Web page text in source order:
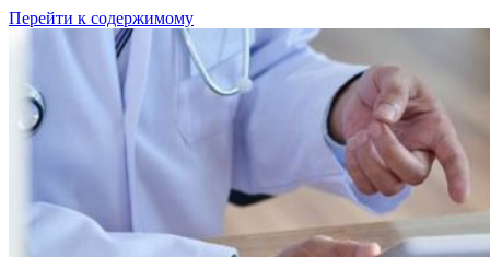
Перейти к содержимому